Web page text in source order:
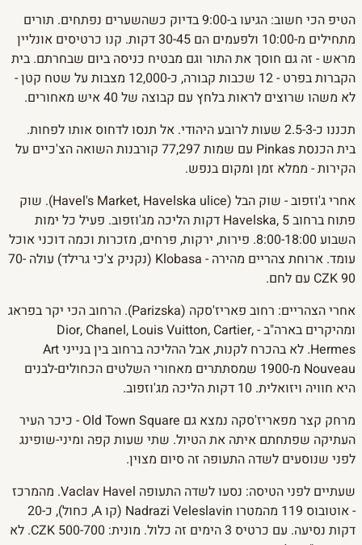
הטיפ הכי חשוב: הגיעו ב-9:00 בדיוק כשהשערים נפתחים. תורים
מתחילים מ-10:00 ולפעמים הם 30-45 דקות. קנו כרטיסים אונליין
מראש - זה גם חוסך את התור וגם מבטיח כניסה ביום שבחרתם. בית
הקברות בפרט - 12 שכבות קבורה, כ-12,000 מצבות על שטח קטן -
לא משהו שרוצים לראות בלחץ עם קבוצה של 40 איש מאחורים.
תכננו כ-2.5-3 שעות לרובע היהודי. אל תנסו לדחוס אותו לפחות.
בית הכנסת Pinkas עם שמות 77,297 קורבנות השואה הצ'כיים על
הקירות - ממלא זמן ומקום בנפש.
אחרי ג'וזפוב - שוק הבל (Havel's Market, Havelska ulice). שוק
פתוח ברחוב Havelska, 5 דקות הליכה מג'וזפוב. פעיל כל ימות
השבוע 8:00-18:00. פירות, ירקות, פרחים, מזכרות וכמה דוכני אוכל
עומד. ארוחת צהריים מהירה - Klobasa (נקניק צ'כי גרילד) עולה 70-
90 CZK עם לחם.
אחרי הצהריים: רחוב פאריז'סקה (Parizska). הרחוב הכי יקר בפראג
ומהיקרים בארה"ב - Dior, Chanel, Louis Vuitton, Cartier,
Hermes. לא בהכרח לקנות, אבל ההליכה ברחוב בין בנייני Art
Nouveau מ-1900 שמסתתרים מאחורי השלטים הכחולים-לבנים
היא חוויה ויזואלית. 10 דקות הליכה מג'וזפוב.
מרחק קצר מפאריז'סקה נמצא גם Old Town Square - כיכר העיר
העתיקה שפתחתם איתה את הטיול. שתי שעות קפה ומיני-שופינג
לפני שנוסעים לשדה התעופה זה סיום מצוין.
שעתיים לפני הטיסה: נסעו לשדה התעופה Vaclav Havel. מהמרכז
- אוטובוס 119 מהמטרו Nadrazi Veleslavin (קו A, כחול), כ-20
דקות נסיעה. עם כרטיס 3 הימים זה כלול. מונית: 500-700 CZK. לא